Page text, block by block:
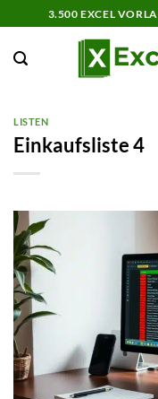
Inhalt
springen
3.500 EXCEL
LISTEN
Einkaufsliste 4